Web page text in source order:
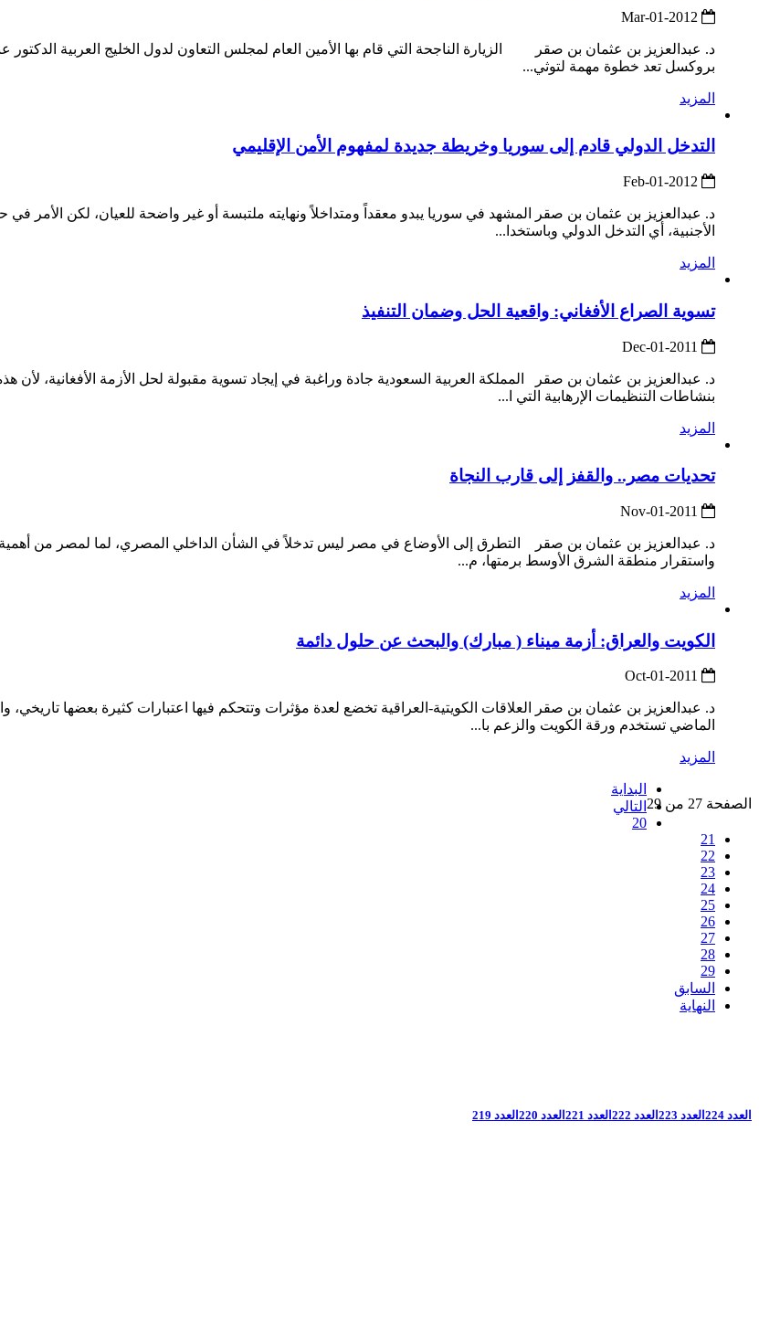
د. عبدالعزيز بن عثمان بن صقر الزيارة الناجحة التي قام بها الأمين العام لمجلس التعاون لدول الخليج العربية
بروكسل تعد خطوة مهمة لتوثي...
المزيد
التدخل الدولي قادم إلى سوريا وخريطة جديدة لمفهوم الأمن الإقليمي
د. عبدالعزيز بن عثمان بن صقر المشهد في سوريا يبدو معقداً ومتداخلاً ونهايته ملتبسة أو غير واضحة للعيان، لكن الأمر في
الأجنبية، أي التدخل الدولي وباستخدا...
المزيد
تسوية الصراع الأفغاني: واقعية الحل وضمان التنفيذ
د. عبدالعزيز بن عثمان بن صقر المملكة العربية السعودية جادة وراغبة في إيجاد تسوية مقبولة لحل الأزمة الأفغانية، لأن
بنشاطات التنظيمات الإرهابية التي ا...
المزيد
تحديات مصر.. والقفز إلى قارب النجاة
د. عبدالعزيز بن عثمان بن صقر التطرق إلى الأوضاع في مصر ليس تدخلاً في الشأن الداخلي المصري، لما لمصر من أهمية
واستقرار منطقة الشرق الأوسط برمتها، م...
المزيد
الكويت والعراق: أزمة ميناء ( مبارك) والبحث عن حلول دائمة
د. عبدالعزيز بن عثمان بن صقر العلاقات الكويتية-العراقية تخضع لعدة مؤثرات وتتحكم فيها اعتبارات كثيرة بعضها تاريخي،
الماضي تستخدم ورقة الكويت والزعم با...
المزيد
الصفحة 27 من 29
البداية
التالي
20
21
22
23
24
25
26
27
28
29
السابق
النهاية
العدد 224 العدد 223 العدد 222 العدد 221 العدد 220 العدد 219